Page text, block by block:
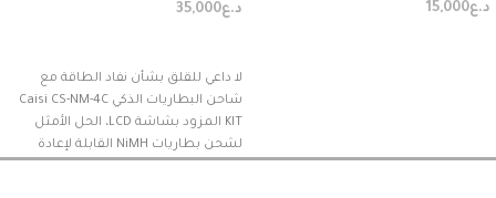
د.ع15,000
د.ع35,000
لا داعي للقلق بشأن نفاد الطاقة مع
شاحن البطاريات الذكي Caisi CS-NM-4C
KIT المزود بشاشة LCD، الحل الأمثل
لشحن بطاريات NiMH القابلة لإعادة